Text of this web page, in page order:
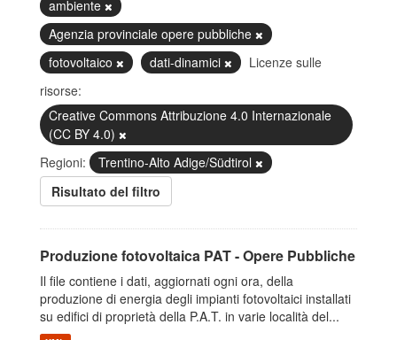
ambiente
Agenzia provinciale opere pubbliche
fotovoltaico
dati-dinamici
Licenze sulle
risorse:
Creative Commons Attribuzione 4.0 Internazionale
(CC BY 4.0)
Regioni:
Trentino-Alto Adige/Südtirol
Risultato del filtro
Produzione fotovoltaica PAT - Opere Pubbliche
Il file contiene i dati, aggiornati ogni ora, della
produzione di energia degli impianti fotovoltaici installati
su edifici di proprietà della P.A.T. in varie località del...